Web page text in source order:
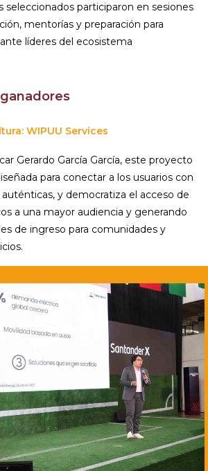
seleccionados participaron en sesiones
mentorías y preparación para
líderes del ecosistema
WIPUU Services
Gerardo García García, este proyecto
para conectar a los usuarios con
auténticas, y democratiza el acceso de
a una mayor audiencia y generando
de ingreso para comunidades y